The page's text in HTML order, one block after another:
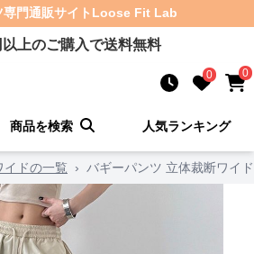
専門通販サイト Loose Fit Lab
上のご購入で送料無料
0 0
商品を検索 人気ランキング
イドの一覧 › バギーパンツ 立体裁断ワイ